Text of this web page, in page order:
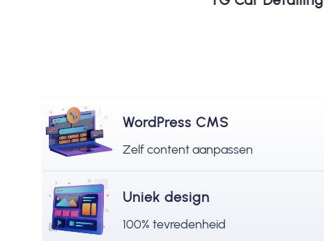
WordPress CMS
Zelf content aanpassen
Uniek design
100% tevredenheid